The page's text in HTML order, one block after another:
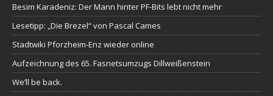
Besim Karadeniz: Der Mann hinter PF-Bits lebt nicht mehr
Lesetipp: „Die Brezel“ von Pascal Cames
Stadtwiki Pforzheim-Enz wieder online
Aufzeichnung des 65. Fasnetsumzugs Dillweißenstein
We’ll be back.